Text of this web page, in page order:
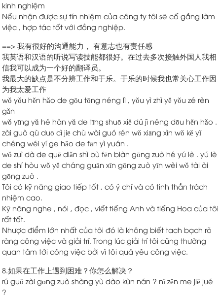
kinh nghiệm
Nếu nhận được sự tín nhiệm của công ty tôi sẽ cố gắng làm
việc , hợp tác tốt với đồng nghiệp.
==> 我有很好的沟通能力， 有意志也有责任感
我英语和汉语的听说写读技能都很好。在过去多次接触外国人我相
信我可以成为一个好的翻译员。
我最大的缺点是不分辨工作和于乐。于乐的时候我也常关心工作因
为我太爱工作
wǒ yǒu hěn hǎo de gōu tōng néng lì , yǒu yì zhì yě yǒu zé rèn
gǎn
wǒ yīng yǔ hé hàn yǔ de tīng shuō xiě dú jì néng dōu hěn hǎo .
zài guò qù duō cì jiē chù wài guó rén wǒ xiāng xìn wǒ kě yǐ
chéng wéi yí ge hǎo de fān yì yuán .
wǒ zuì dà de quē diǎn shì bù fēn biàn gōng zuò hé yú lè . yú lè
de shí hòu wǒ yě cháng guān xīn gōng zuò yīn wèi wǒ tài ài
gōng zuò .
Tôi có kỹ năng giao tiếp tốt , có ý chí và có tinh thần trách
nhiệm cao.
Kỹ năng nghe , nói , đọc , viết tiếng Anh và tiếng Hoa của tôi
rất tốt.
Nhược điểm lớn nhất của tôi đó là không biết tach bạch rõ
ràng công việc và giải trí. Trong lúc giải trí tôi cũng thường
quan tâm tới công việc bởi vì tôi quá yêu công việc.
8.如果在工作上遇到困难？你怎么解决？
rú guǒ zài gōng zuò shàng yù dào kùn nán ? nǐ zěn me jiě jué
?